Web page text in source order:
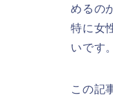
めるの
特に女
いです。
この記